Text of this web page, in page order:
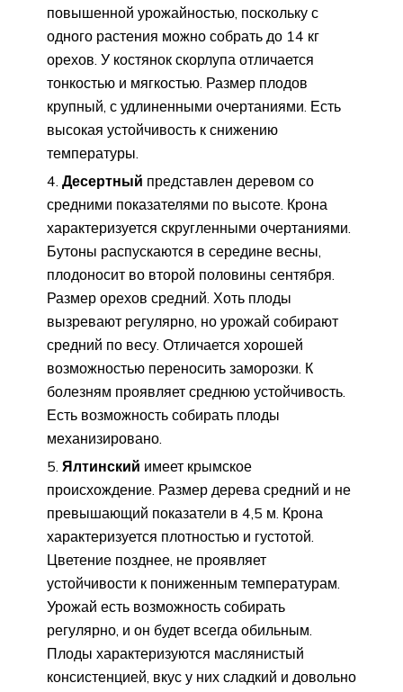
повышенной урожайностью, поскольку с
одного растения можно собрать до 14 кг
орехов. У костянок скорлупа отличается
тонкостью и мягкостью. Размер плодов
крупный, с удлиненными очертаниями. Есть
высокая устойчивость к снижению
температуры.
Десертный представлен деревом со
средними показателями по высоте. Крона
характеризуется скругленными очертаниями.
Бутоны распускаются в середине весны,
плодоносит во второй половины сентября.
Размер орехов средний. Хоть плоды
вызревают регулярно, но урожай собирают
средний по весу. Отличается хорошей
возможностью переносить заморозки. К
болезням проявляет среднюю устойчивость.
Есть возможность собирать плоды
механизировано.
Ялтинский имеет крымское
происхождение. Размер дерева средний и не
превышающий показатели в 4,5 м. Крона
характеризуется плотностью и густотой.
Цветение позднее, не проявляет
устойчивости к пониженным температурам.
Урожай есть возможность собирать
регулярно, и он будет всегда обильным.
Плоды характеризуются маслянистый
консистенцией, вкус у них сладкий и довольно